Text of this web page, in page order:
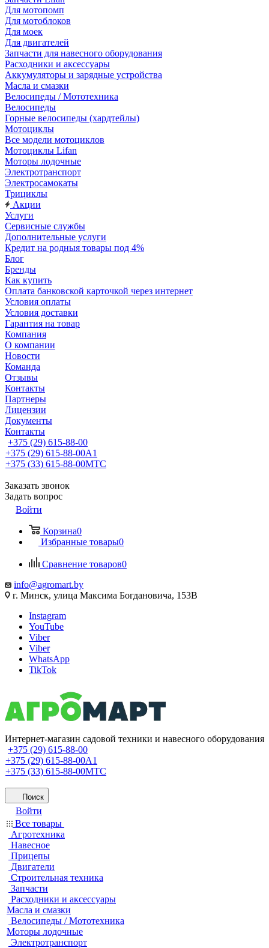
Для мотопомп
Для мотоблоков
Для моек
Для двигателей
Запчасти для навесного оборудования
Расходники и аксессуары
Аккумуляторы и зарядные устройства
Масла и смазки
Велосипеды / Мототехника
Велосипеды
Горные велосипеды (хардтейлы)
Мотоциклы
Все модели мотоциклов
Мотоциклы Lifan
Моторы лодочные
Электротранспорт
Электросамокаты
Трициклы
Акции
Услуги
Сервисные службы
Дополнительные услуги
Кредит на родныя товары под 4%
Блог
Бренды
Как купить
Оплата банковской карточкой через интернет
Условия оплаты
Условия доставки
Гарантия на товар
Компания
О компании
Новости
Команда
Отзывы
Контакты
Партнеры
Лицензии
Документы
Контакты
+375 (29) 615-88-00
+375 (29) 615-88-00A1
+375 (33) 615-88-00МТС
Заказать звонок
Задать вопрос
Войти
Корзина0
Избранные товары0
Сравнение товаров0
info@agromart.by
г. Минск, улица Максима Богдановича, 153В
Instagram
YouTube
Viber
Viber
WhatsApp
TikTok
Интернет-магазин садовой техники и навесного оборудования
+375 (29) 615-88-00
+375 (29) 615-88-00A1
+375 (33) 615-88-00МТС
Поиск
Войти
Все товары
Агротехника
Навесное
Прицепы
Двигатели
Строительная техника
Запчасти
Расходники и аксессуары
Масла и смазки
Велосипеды / Мототехника
Моторы лодочные
Электротранспорт